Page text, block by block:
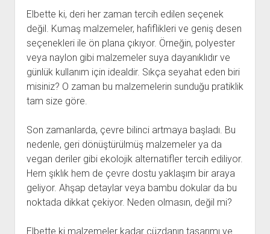
Elbette ki, deri her zaman tercih edilen seçenek
değil. Kumaş malzemeler, hafiflikleri ve geniş desen
seçenekleri ile ön plana çıkıyor. Örneğin, polyester
veya naylon gibi malzemeler suya dayanıklıdır ve
günlük kullanım için idealdir. Sıkça seyahat eden biri
misiniz? O zaman bu malzemelerin sunduğu pratiklik
tam size göre.
Son zamanlarda, çevre bilinci artmaya başladı. Bu
nedenle, geri dönüştürülmüş malzemeler ya da
vegan deriler gibi ekolojik alternatifler tercih ediliyor.
Hem şıklık hem de çevre dostu yaklaşım bir araya
geliyor. Ahşap detaylar veya bambu dokular da bu
noktada dikkat çekiyor. Neden olmasın, değil mi?
Elbette ki malzemeler kadar cüzdanın tasarımı ve